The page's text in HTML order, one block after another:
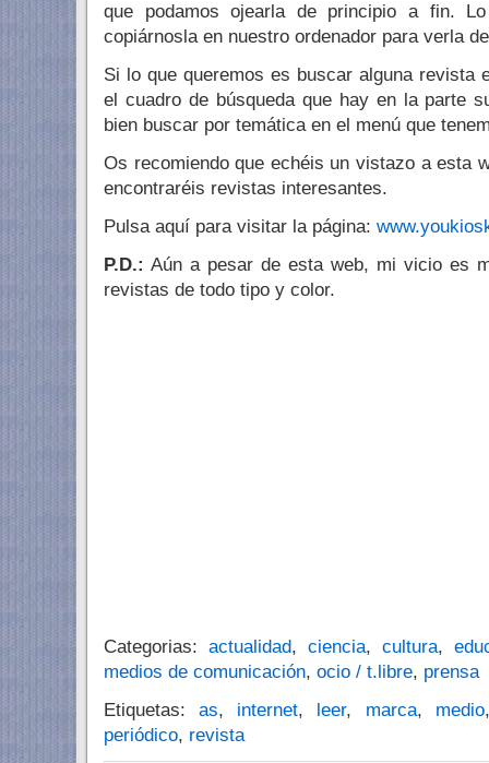
que podamos ojearla de principio a fin.
copiárnosla en nuestro ordenador para verla
Si lo que queremos es buscar alguna revista
el cuadro de búsqueda que hay en la parte
bien buscar por temática en el menú que
Os recomiendo que echéis un vistazo a esta
encontraréis revistas interesantes.
Pulsa aquí para visitar la página:
P.D.: Aún a pesar de esta web, mi vicio es
revistas de todo tipo y color.
Categorias: actualidad, ciencia, cultura,
medios de comunicación, ocio / t.libre, prensa
Etiquetas:as, internet, leer, marca, medio
periódico, revista